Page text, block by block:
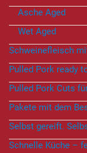
Asche Aged
Wet Aged
Schweinefleisch
Pulled Pork ready
Pulled Pork Cuts
Pakete mit dem
Selbst gereift.
Schnelle Küche –